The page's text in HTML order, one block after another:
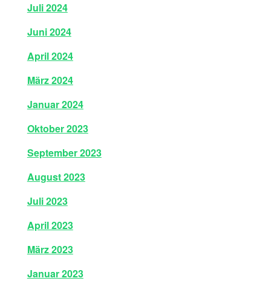
Juli 2024
Juni 2024
April 2024
März 2024
Januar 2024
Oktober 2023
September 2023
August 2023
Juli 2023
April 2023
März 2023
Januar 2023